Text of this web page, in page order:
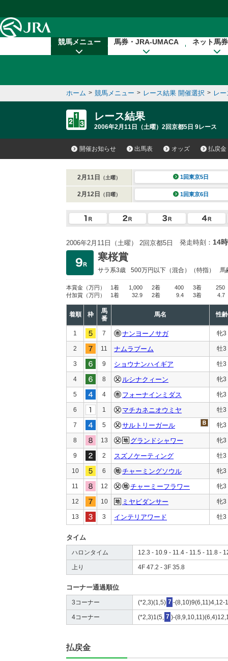
競馬メニュー 馬券・JRA-UMACA ネット馬
ホーム > 競馬メニュー > レース結果 開催選択 > レ
レース結果
2006年2月11日（土曜）2回京都5日 9レース
開催お知らせ 出馬表 オッズ 払戻金
2月11日 （土曜） 1回東京5日
2月12日 （日曜） 1回東京6日
2006年2月11日（土曜） 2回京都5日 発走時刻： 14
寒桜賞
サラ系3歳 500万円以下 （混合）（特指） 馬
本賞金 （万円） 1着 1,000 2着 400 3着
250
付加賞 （万円） 1着 32.9 2着 9.4 3着 4.7
着順 枠
馬
番
馬名 性齢
1 7 ナンヨーノサガ 牝3
2 11 ナムラブーム 牡3
3 9 ショウナンハイギア 牡3
4 8 ルシナクィーン 牝3
5 4 フォーナインミダス 牝3
6 1 マチカネニオウミヤ 牡3
7 5 サルトリーガール 牝3
8 13 グランドシャワー 牝3
9 2 スズノケーティング 牡3
10 6 チャーミングソウル 牝3
11 12 チャーミーフラワー 牝3
12 10 ミヤビダンサー 牝3
13 3 インテリアワード 牡3
タイム
ハロンタイム 12.3 - 10.9 - 11.4 - 11.5 - 11.8 -
上り 4F 47.2 - 3F 35.8
コーナー通過順位
3コーナー (*2,3)(1,5) 7 -(8,10)9(6,11)4,12-
4コーナー (*2,3)1(5, 7 )-
払戻金